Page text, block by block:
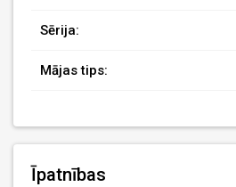
Sērija:
Mājas tips:
Īpatnības